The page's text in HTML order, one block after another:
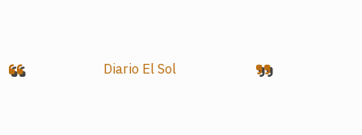
Diario El Sol